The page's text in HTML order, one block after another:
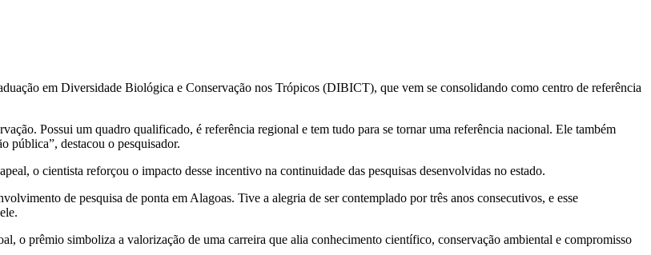
em Diversidade Biológica e Conservação nos Trópicos (DIBICT), que vem se consolidando como centro de referência
Possui um quadro qualificado, é referência regional e tem tudo para se tornar uma referência nacional. Ele também
pública”, destacou o pesquisador.
o cientista reforçou o impacto desse incentivo na continuidade das pesquisas desenvolvidas no estado.
de pesquisa de ponta em Alagoas. Tive a alegria de ser contemplado por três anos consecutivos, e esse
o prêmio simboliza a valorização de uma carreira que alia conhecimento científico, conservação ambiental e compromisso